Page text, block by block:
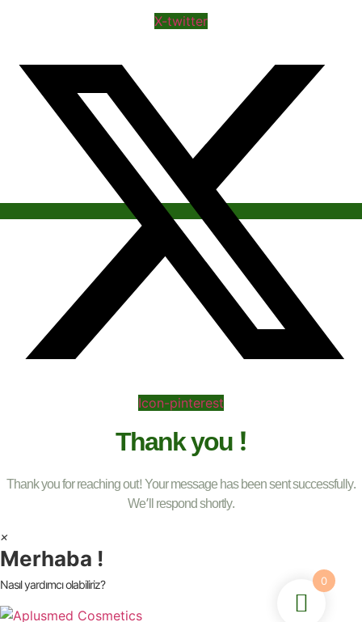
0
X-twitter
Icon-pinterest
Thank you !
Thank you for reaching out! Your message has been sent successfully.
We’ll respond shortly.
×
Merhaba !
Nasıl yardımcı olabiliriz?